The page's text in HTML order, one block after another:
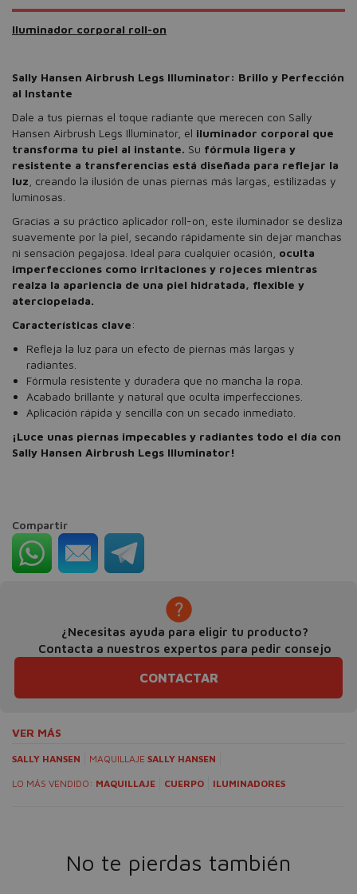
Iluminador corporal roll-on
Sally Hansen Airbrush Legs Illuminator: Brillo y Perfección
al Instante
Dale a tus piernas el toque radiante que merecen con Sally
Hansen Airbrush Legs Illuminator, el iluminador corporal que
transforma tu piel al instante. Su fórmula ligera y
resistente a transferencias está diseñada para reflejar la
luz , creando la ilusión de unas piernas más largas, estilizadas y
luminosas.
Gracias a su práctico aplicador roll-on, este iluminador se desliza
suavemente por la piel, secando rápidamente sin dejar manchas
ni sensación pegajosa. Ideal para cualquier ocasión, oculta
imperfecciones como irritaciones y rojeces mientras
realza la apariencia de una piel hidratada, flexible y
aterciopelada.
Características clave:
Refleja la luz para un efecto de piernas más largas y
radiantes.
Fórmula resistente y duradera que no mancha la ropa.
Acabado brillante y natural que oculta imperfecciones.
Aplicación rápida y sencilla con un secado inmediato.
¡Luce unas piernas impecables y radiantes todo el día con
Sally Hansen Airbrush Legs Illuminator!
Compartir
¿Necesitas ayuda para eligir tu producto?
Contacta a nuestros expertos para pedir consejo
CONTACTAR
VER MÁS
SALLY HANSEN MAQUILLAJE SALLY HANSEN
LO MÁS VENDIDO: MAQUILLAJE CUERPO ILUMINADORES
No te pierdas también